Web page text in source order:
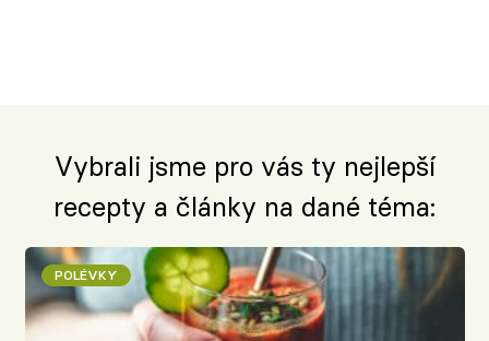
Vybrali jsme pro vás ty nejlepší
recepty a články na dané téma:
POLÉVKY